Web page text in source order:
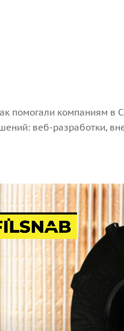
помогали компаниям в
веб-разработки,